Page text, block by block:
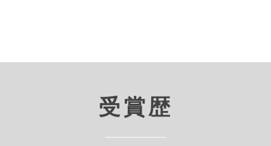
受賞歴